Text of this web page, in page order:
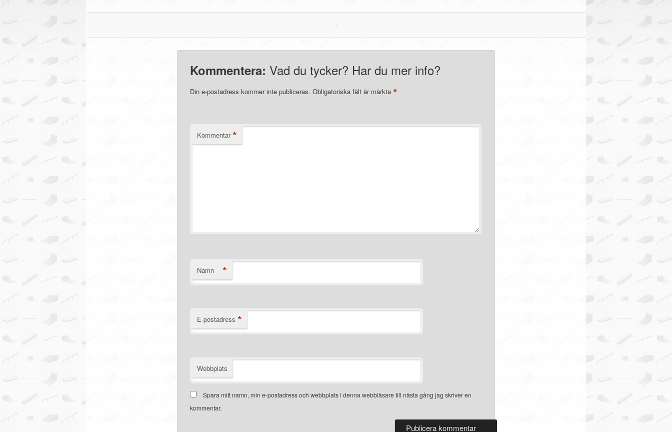
Kommentera: Vad du tycker? Har du mer info?
Din e-postadress kommer inte publiceras. Obligatoriska fält är märkta *
Kommentar *
Namn *
E-postadress *
Webbplats
Spara mitt namn, min e-postadress och webbplats i denna webbläsare till nästa gång jag skriver en
kommentar.